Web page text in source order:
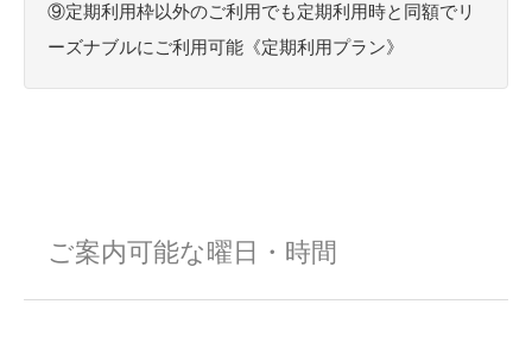
⑨定期利用枠以外のご利用でも定期利用時と同額でリ
ーズナブルにご利用可能《定期利用プラン》
ご案内可能な曜日・時間